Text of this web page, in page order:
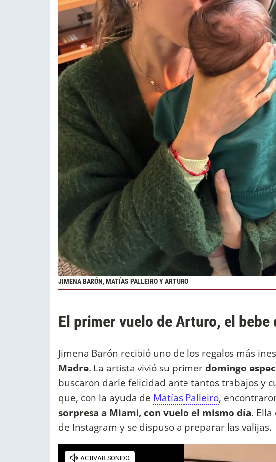
JIMENA BARÓN, MATÍAS PALLEIRO Y ARTURO
El primer vuelo de Arturo, el bebe
Jimena Barón recibió uno de los regalos más
Madre. La artista vivió su primerdomingo
buscaron darle felicidad ante tantos trabajos y
que, con la ayuda de Matías Palleiro,
sorpresa a Miami, con vuelo el mismo día.
de Instagram y se dispuso a preparar las valijas.